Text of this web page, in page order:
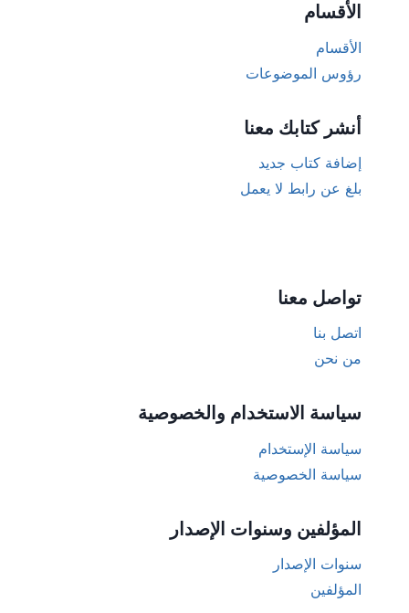
الأقسام
الأقسام
رؤوس الموضوعات
أنشر كتابك معنا
إضافة كتاب جديد
بلغ عن رابط لا يعمل
تواصل معنا
اتصل بنا
من نحن
سياسة الاستخدام والخصوصية
سياسة الإستخدام
سياسة الخصوصية
المؤلفين وسنوات الإصدار
سنوات الإصدار
المؤلفين